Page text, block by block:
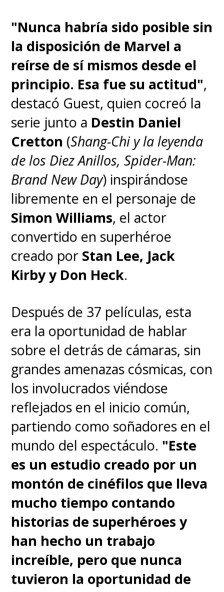
"Nunca habría sido posible sin
la disposición de Marvel a
reírse de sí mismos desde el
principio. Esa fue su actitud",
destacó Guest, quien cocreó la
serie junto a Destin Daniel
Cretton (Shang-Chi y la leyenda
de los Diez Anillos, Spider-Man:
Brand New Day) inspirándose
libremente en el personaje de
Simon Williams, el actor
convertido en superhéroe
creado por Stan Lee, Jack
Kirby y Don Heck.
Después de 37 películas, esta
era la oportunidad de hablar
sobre el detrás de cámaras, sin
grandes amenazas cósmicas, con
los involucrados viéndose
reflejados en el inicio común,
partiendo como soñadores en el
mundo del espectáculo. "Este
es un estudio creado por un
montón de cinéfilos que lleva
mucho tiempo contando
historias de superhéroes y
han hecho un trabajo
increíble, pero que nunca
tuvieron la oportunidad de